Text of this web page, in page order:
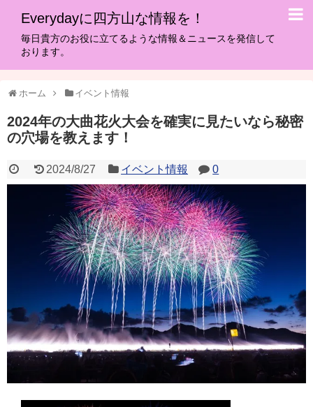
Everydayに四方山な情報を！
毎日貴方のお役に立てるような情報＆ニュースを発信して
おります。
ホーム イベント情報
2024年の大曲花火大会を確実に見たいなら秘密
の穴場を教えます！
2024/8/27 イベント情報 0